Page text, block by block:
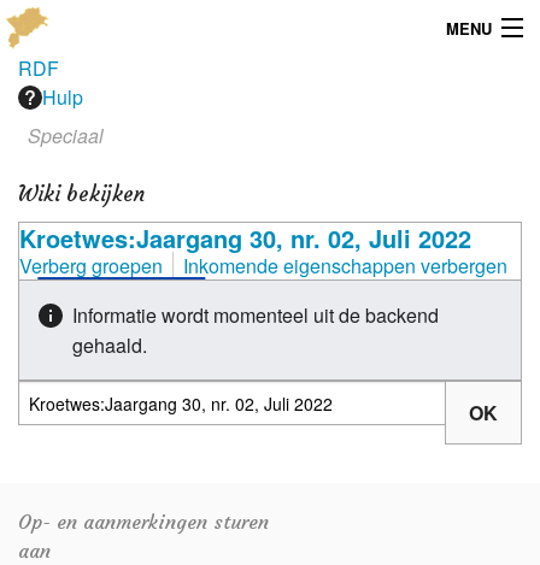
MENU
Menu
Publicaties
Dialect
Locaties
Kaarten
Verenigingsinfo
RDF
Hulp
Speciaal
Wiki bekijken
Kroetwes:Jaargang 30, nr. 02, Juli 2022
Verberg groepen
Inkomende eigenschappen verbergen
Informatie wordt momenteel uit de backend
gehaald.
Op- en aanmerkingen sturen
aan